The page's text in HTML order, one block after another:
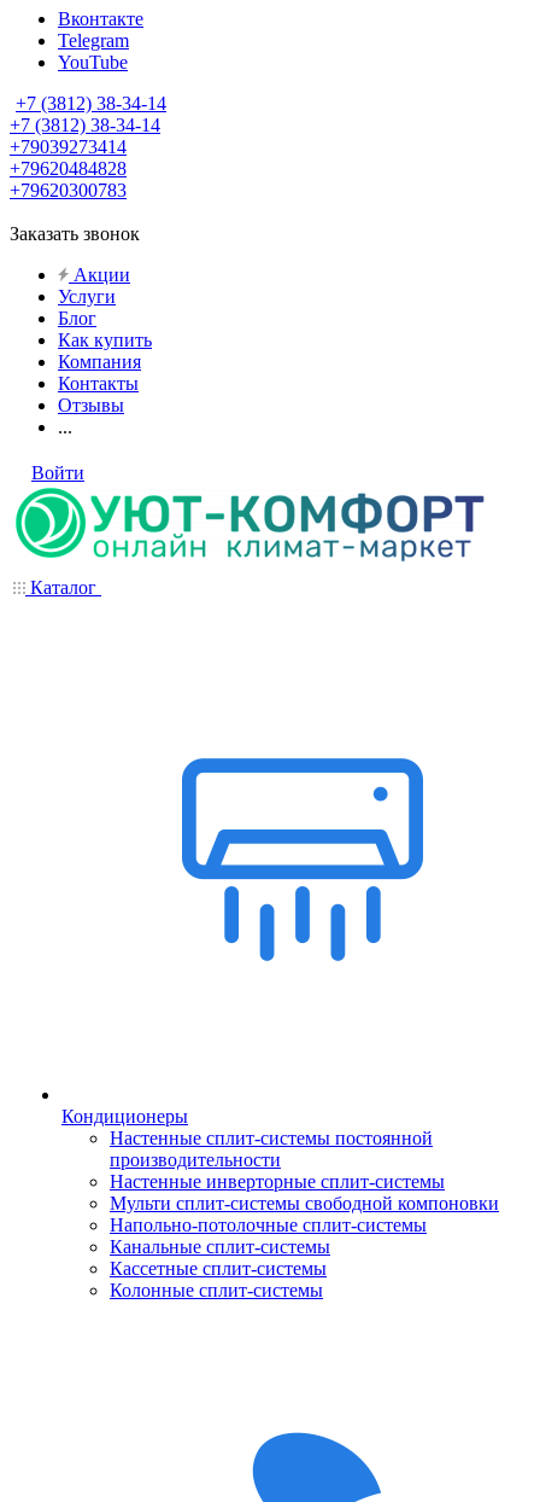
Вконтакте
Telegram
YouTube
+7 (3812) 38-34-14
+7 (3812) 38-34-14
+79039273414
+79620484828
+79620300783
Заказать звонок
Акции
Услуги
Блог
Как купить
Компания
Контакты
Отзывы
...
Войти
Каталог
Кондиционеры
Настенные сплит-системы постоянной
производительности
Настенные инверторные сплит-системы
Мульти сплит-системы свободной компоновки
Напольно-потолочные сплит-системы
Канальные сплит-системы
Кассетные сплит-системы
Колонные сплит-системы